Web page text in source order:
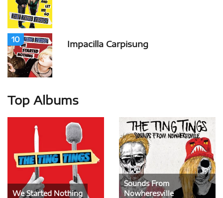
10 Impacilla Carpisung
Top Albums
We Started Nothing
Sounds From
Nowheresville